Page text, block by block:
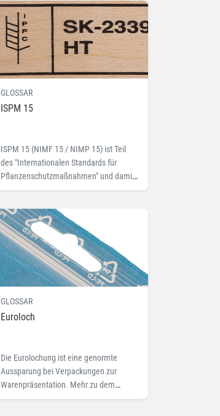
GLOSSAR
ISPM 15
ISPM 15 (NIMF 15 / NIMP 15) ist Teil
des "Internationalen Standards für
Pflanzenschutzmaßnahmen" und damit
Bestandteil des IPPC-Abkommens. Hier
GLOSSAR
Euroloch
Die Eurolochung ist eine genormte
Aussparung bei Verpackungen zur
Warenpräsentation. Mehr zu dem
Fachbegriff Euroloch und passende